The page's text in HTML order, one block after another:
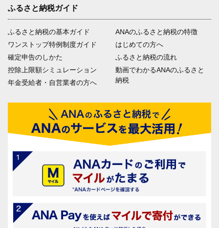
ふるさと納税ガイド
ふるさと納税の基本ガイド
ワンストップ特例制度ガイド
確定申告のしかた
控除上限額シミュレーション
年金受給者・自営業者の方へ
ANAのふるさと納税の特徴
はじめての方へ
ふるさと納税の流れ
動画でわかるANAのふるさと
納税